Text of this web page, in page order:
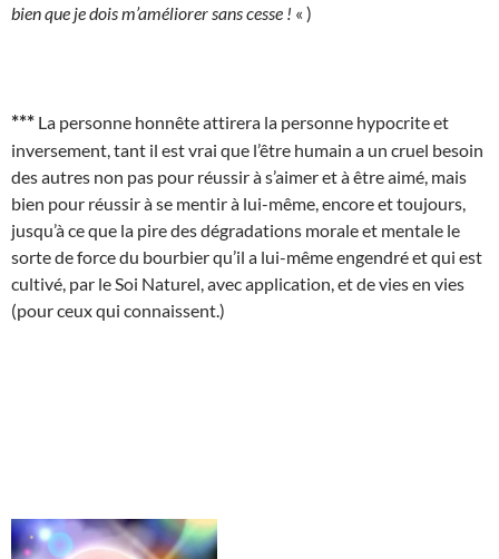
bien que je dois m’améliorer sans cesse ! « )
*** La personne honnête attirera la personne hypocrite et
inversement, tant il est vrai que l’être humain a un cruel besoin
des autres non pas pour réussir à s’aimer et à être aimé, mais
bien pour réussir à se mentir à lui-même, encore et toujours,
jusqu’à ce que la pire des dégradations morale et mentale le
sorte de force du bourbier qu’il a lui-même engendré et qui est
cultivé, par le Soi Naturel, avec application, et de vies en vies
(pour ceux qui connaissent.)